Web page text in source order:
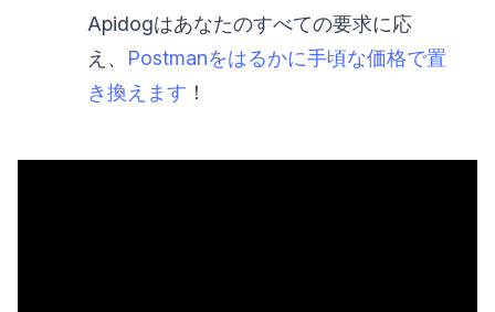
Apidogはあなたのすべての要求に応
え、 Postmanをはるかに手頃な価格で置
き換えます ！